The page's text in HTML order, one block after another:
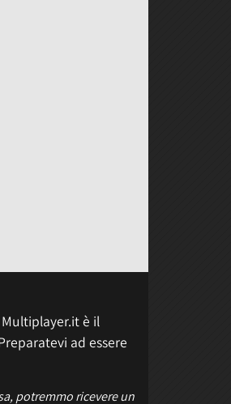
è il
ad essere
potremmo ricevere un